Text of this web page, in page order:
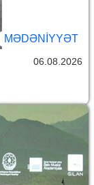
MƏDƏNIYYƏT
06.08.2026